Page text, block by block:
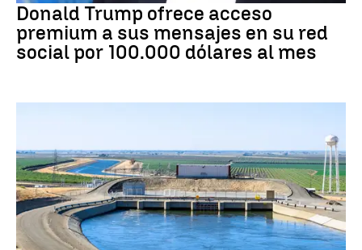
Donald Trump ofrece acceso
premium a sus mensajes en su red
social por 100.000 dólares al mes